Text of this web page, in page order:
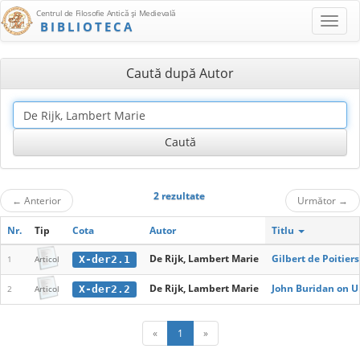
Centrul de Filosofie Antică şi Medievală
BIBLIOTECA
Caută după Autor
← Anterior 2 rezultate Următor →
Nr. Tip Cota Autor Titlu
1 Articol X-der2.1 De Rijk, Lambert Marie Gilbert de
2 Articol X-der2.2 De Rijk, Lambert Marie John Buridan on
« 1 »